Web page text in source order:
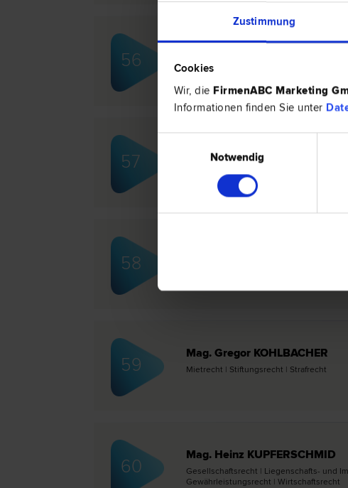
Zustimmung
Cookies
Wir, die FirmenABC Marketing
Informationen finden Sie unter
Notwendig
56 Miet­recht | Zivil­recht | Straf­recht |
57
Mag. Gerhard FETSCH
Schadenersatz- und
Scheidungs­recht | Bau­recht
58
59
Mag. Gregor KOHLBACHER
Miet­recht | Stiftungs­recht | Straf­recht
60
Mag. Heinz KUPFERSCHMID
Gesellschafts­recht | Liegenschafts- und
Gewährleistungs­recht | Wirtschafts­recht